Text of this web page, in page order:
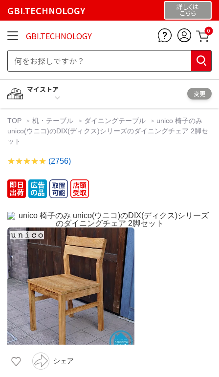
GBI.TECHNOLOGY 詳しくは
こちら
GBI.TECHNOLOGY 0
マイストア
変更
TOP 机・テーブル ダイニングテーブル
unico 椅子のみ
unico(ウニコ)のDIX(ディクス)シリーズのダイニングチェア 2脚セ
ット
(2756)
シェア